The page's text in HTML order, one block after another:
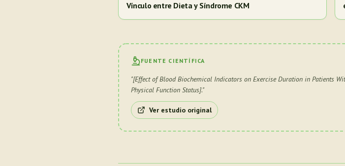
Vínculo entre Dieta y Síndrome CKM
FUENTE CIENTÍFICA
"[Effect of Blood Biochemical Indicators on Exercise Duration in Patients
Physical Function Status]."
Ver estudio original